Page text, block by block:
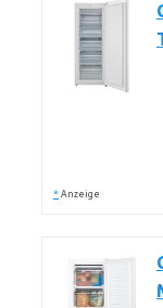
* Anzeige